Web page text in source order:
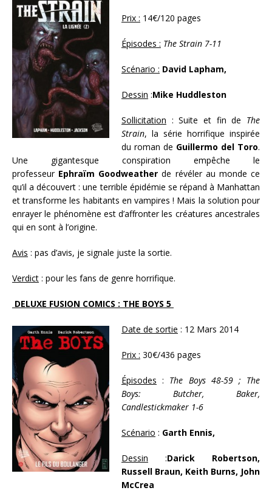
Prix : 14€/120 pages
Épisodes : The Strain 7-11
Scénario : David Lapham,
Dessin :Mike Huddleston
Sollicitation : Suite et fin de The
Strain, la série horrifique inspirée
du roman de Guillermo del Toro.
Une gigantesque conspiration empêche le
professeur Ephraïm Goodweather de révéler au monde ce
qu’il a découvert : une terrible épidémie se répand à Manhattan
et transforme les habitants en vampires ! Mais la solution pour
enrayer le phénomène est d’affronter les créatures ancestrales
qui en sont à l’origine.
Avis : pas d’avis, je signale juste la sortie.
Verdict : pour les fans de genre horrifique.
DELUXE FUSION COMICS : THE BOYS 5
Date de sortie : 12 Mars 2014
Prix : 30€/436 pages
Épisodes : The Boys 48-59 ; The
Boys: Butcher, Baker,
Candlestickmaker 1-6
Scénario : Garth Ennis,
Dessin :Darick Robertson,
Russell Braun, Keith Burns, John
McCrea